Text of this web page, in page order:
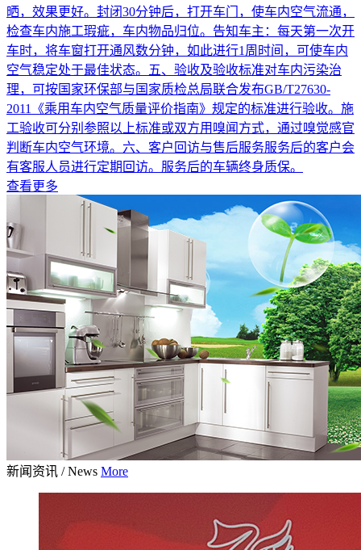
晒，效果更好。封闭30分钟后，打开车门，使车内空气流通，
检查车内施工瑕疵，车内物品归位。告知车主：每天第一次开
车时，将车窗打开通风数分钟，如此进行1周时间，可使车内
空气稳定处于最佳状态。五、验收及验收标准对车内污染治
理，可按国家环保部与国家质检总局联合发布GB/T27630-
2011《乘用车内空气质量评价指南》规定的标准进行验收。施
工验收可分别参照以上标准或双方用嗅闻方式，通过嗅觉感官
判断车内空气环境。六、客户回访与售后服务服务后的客户会
有客服人员进行定期回访。服务后的车辆终身质保。
查看更多
新闻资讯 / News More